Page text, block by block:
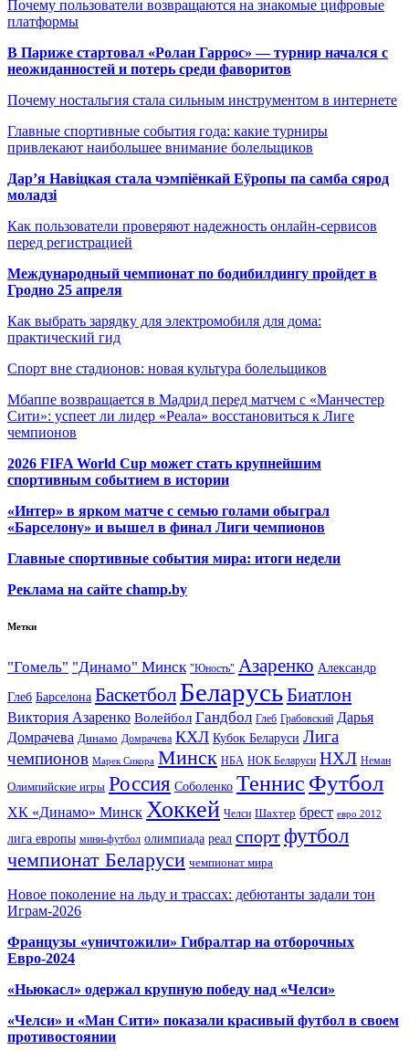
Почему пользователи возвращаются на знакомые цифровые
платформы
В Париже стартовал «Ролан Гаррос» — турнир начался с
неожиданностей и потерь среди фаворитов
Почему ностальгия стала сильным инструментом в интернете
Главные спортивные события года: какие турниры
привлекают наибольшее внимание болельщиков
Дар’я Навіцкая стала чэмпіёнкай Еўропы па самба сярод
моладзі
Как пользователи проверяют надежность онлайн-сервисов
перед регистрацией
Международный чемпионат по бодибилдингу пройдет в
Гродно 25 апреля
Как выбрать зарядку для электромобиля для дома:
практический гид
Спорт вне стадионов: новая культура болельщиков
Мбаппе возвращается в Мадрид перед матчем с «Манчестер
Сити»: успеет ли лидер «Реала» восстановиться к Лиге
чемпионов
2026 FIFA World Cup может стать крупнейшим
спортивным событием в истории
«Интер» в ярком матче с семью голами обыграл
«Барселону» и вышел в финал Лиги чемпионов
Главные спортивные события мира: итоги недели
Реклама на сайте champ.by
Метки
"Гомель" "Динамо" Минск "Юность" Азаренко Александр
Глеб Барселона Баскетбол БеларусьБиатлон
Виктория Азаренко Волейбол Гандбол Глеб Грабовский Дарья
Домрачева Динамо Домрачева КХЛ Кубок Беларуси Лига
чемпионов Марек Сикора Минск НБА НОК Беларуси НХЛ Неман
Олимпийские игры Россия Соболенко Теннис Футбол
ХК «Динамо» Минск Хоккей Челси Шахтер брест евро 2012
лига европы мини-футбол олимпиада реал спортфутбол
чемпионат Беларуси чемпионат мира
Новое поколение на льду и трассах: дебютанты задали тон
Играм-2026
Французы «уничтожили» Гибралтар на отборочных
Евро-2024
«Ньюкасл» одержал крупную победу над «Челси»
«Челси» и «Ман Сити» показали красивый футбол в своем
противостоянии